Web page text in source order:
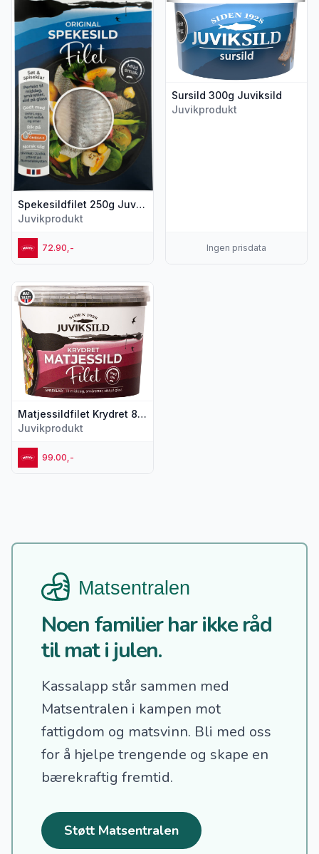
Spekesildfilet 250g Juviksild
Juvikprodukt
72.90,-
Sursild 300g Juviksild
Juvikprodukt
Ingen prisdata
Matjessildfilet Krydret 800g Juviksild
Juvikprodukt
99.00,-
Vis flere detaljer for produktet "Matjessildfilet Krydret 800g
Noen familier har ikke råd
til mat i julen.
Kassalapp står sammen med
Matsentralen i kampen mot
fattigdom og matsvinn. Bli med oss
for å hjelpe trengende og skape en
bærekraftig fremtid.
Støtt Matsentralen